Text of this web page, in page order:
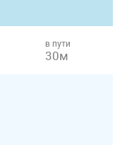
в пути
30м